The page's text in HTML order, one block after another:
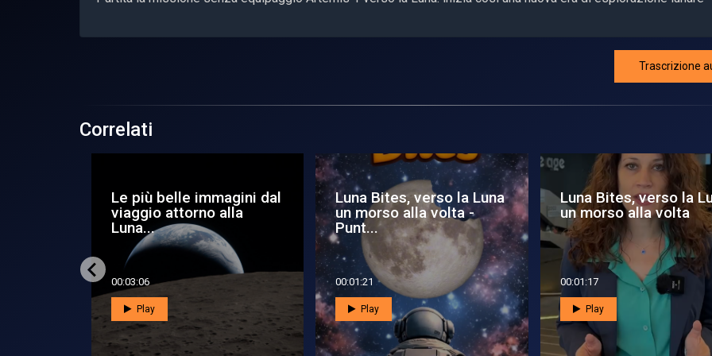
Trascrizione
Correlati
Le più belle immagini dal
viaggio attorno alla
Luna...
00:03:06
Play
Luna Bites, verso la Luna
un morso alla volta -
Punt...
00:01:21
Play
Luna Bites, verso la
un morso alla volta
00:01:17
Play